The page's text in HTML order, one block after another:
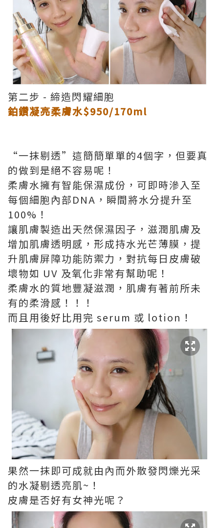
第二步 - 締造閃耀細胞
鉑鑽凝亮柔膚水$950/170ml
“一抹剔透”這簡簡單單的4個字，但要真
的做到是絕不容易呢！
柔膚水擁有智能保濕成份，可即時滲入至
每個細胞內部DNA，瞬間將水分提升至
100%！
讓肌膚製造出天然保濕因子，滋潤肌膚及
增加肌膚透明感，形成持水光芒薄膜，提
升肌膚屏障功能防禦力，對抗每日皮膚破
壞物如 UV 及氧化非常有幫助呢！
柔膚水的質地豐凝滋潤，肌膚有著前所未
有的柔滑感！！！
而且用後好比用完 serum 或 lotion！
果然一抹即可成就由內而外散發閃爍光采
的水凝剔透亮肌~！
皮膚是否好有女神光呢？